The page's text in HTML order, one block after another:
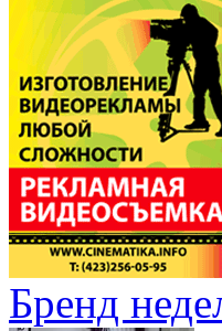
Бренд